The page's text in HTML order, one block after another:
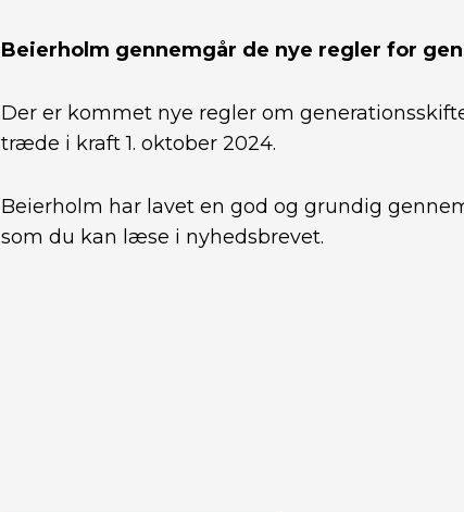
Beierholm gennemgår de nye regler for
Der er kommet nye regler om
træde i kraft 1. oktober 2024.
Beierholm har lavet en god og grundig
som du kan læse i nyhedsbrevet.